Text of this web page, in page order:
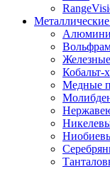
Медные